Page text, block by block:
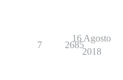
7 2685
16 Agosto
2018